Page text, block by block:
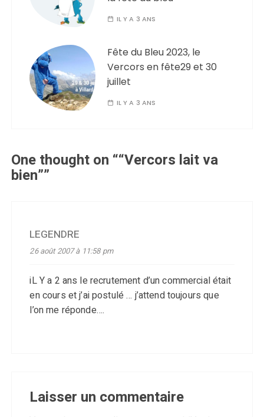
IL Y A 3 ANS
Fête du Bleu 2023, le
Vercors en fête29 et 30
juillet
IL Y A 3 ANS
One thought on ““Vercors lait va
bien””
LEGENDRE
26 août 2007 à 11:58 pm
iL Y a 2 ans le recrutement d’un commercial était
en cours et j’ai postulé … j’attend toujours que
l’on me réponde….
Laisser un commentaire